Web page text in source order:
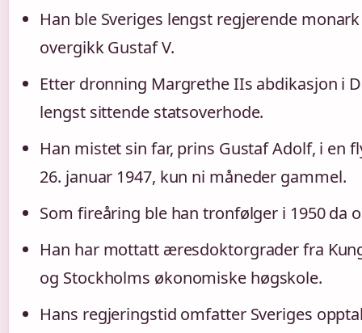
Han ble Sveriges lengst regjerende
overgikk Gustaf V.
Etter dronning Margrethe IIs abdikasjon i
lengst sittende statsoverhode.
Han mistet sin far, prins Gustaf Adolf, i en
26. januar 1947, kun ni måneder gammel.
Som fireåring ble han tronfølger i 1950 da
Han har mottatt æresdoktorgrader fra
og Stockholms økonomiske høgskole.
Hans regjeringstid omfatter Sveriges